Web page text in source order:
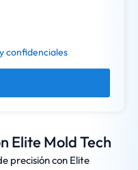
Elite Mold Tech
precisión con Elite
confidenciales